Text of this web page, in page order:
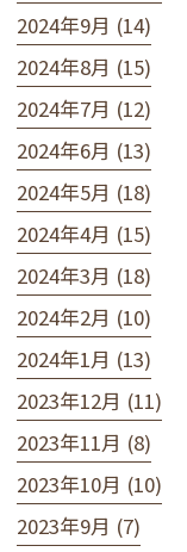
2024年9月 (14)
2024年8月 (15)
2024年7月 (12)
2024年6月 (13)
2024年5月 (18)
2024年4月 (15)
2024年3月 (18)
2024年2月 (10)
2024年1月 (13)
2023年12月 (11)
2023年11月 (8)
2023年10月 (10)
2023年9月 (7)